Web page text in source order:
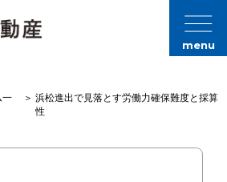
menu
一
＞浜松進出で見落とす労働力確保難度と採算
性